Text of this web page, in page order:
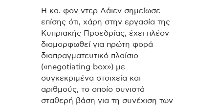
Η κα. φον ντερ Λάιεν σημείωσε
επίσης ότι, χάρη στην εργασία της
Κυπριακής Προεδρίας, έχει πλέον
διαμορφωθεί για πρώτη φορά
διαπραγματευτικό πλαίσιο
(«negotiating box») με
συγκεκριμένα στοιχεία και
αριθμούς, το οποίο συνιστά
σταθερή βάση για τη συνέχιση των